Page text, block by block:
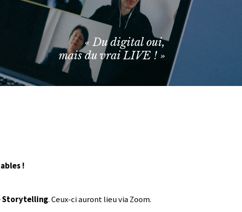
« Du digital oui,
mais du vrai LIVE ! »
!
Storytelling. Ceux-ci auront lieu via Zoom.